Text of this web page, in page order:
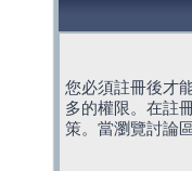
您必須註冊後才
多的權限。在註
策。當瀏覽討論